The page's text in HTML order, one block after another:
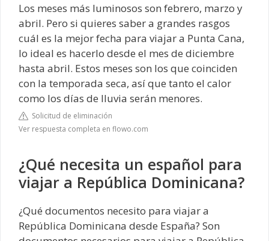
Los meses más luminosos son febrero, marzo y
abril. Pero si quieres saber a grandes rasgos
cuál es la mejor fecha para viajar a Punta Cana,
lo ideal es hacerlo desde el mes de diciembre
hasta abril. Estos meses son los que coinciden
con la temporada seca, así que tanto el calor
como los días de lluvia serán menores.
Solicitud de eliminación
Ver respuesta completa en flowo.com
¿Qué necesita un español para
viajar a República Dominicana?
¿Qué documentos necesito para viajar a
República Dominicana desde España? Son